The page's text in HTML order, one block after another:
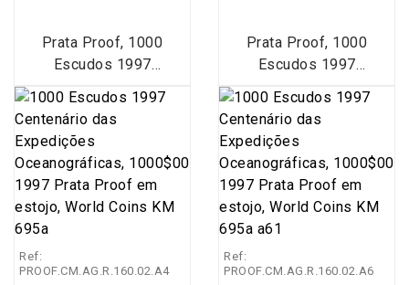
Unidade Auxiliar da
Marinha (UAM 203) e
guerra mais antiga do
Mundo. Entre 1992 e
1997 a fragata foi
recuperada pela
Marinha Portuguesa,
recorrendo ao Arsenal
do Alfeite e aos
estaleiros Rio-Marine
de Aveiro.
Prata Proof, 1000
Escudos 1997
Expedições
Oceanográficas, estojo
com moeda prata Proof
1000$00 1997
Centenário das
Expedições
Oceanográficas,
comemorativa do 1º
Prata Proof, 1000
Escudos 1997
Expedições
Oceanográficas, estojo
com moeda prata Proof
1000$00 1997
Centenário das
Expedições
Oceanográficas,
comemorativa do 1º
Ref:
PROOF.CM.AG.R.160.02.A4
Ref:
PROOF.CM.AG.R.160.02.A6